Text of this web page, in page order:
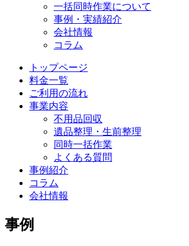
一括同時作業について
事例・実績紹介
会社情報
コラム
トップページ
料金一覧
ご利用の流れ
事業内容
不用品回収
遺品整理・生前整理
同時一括作業
よくある質問
事例紹介
コラム
会社情報
事例